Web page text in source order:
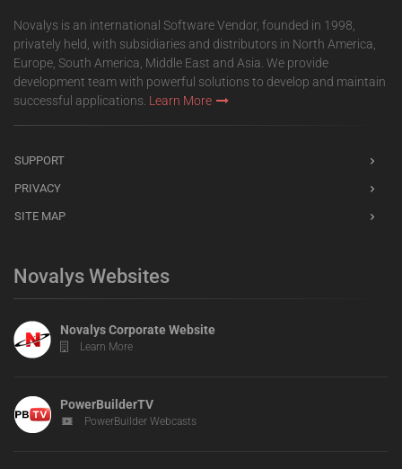
Novalys is an international Software Vendor, founded in 1998,
privately held, with subsidiaries and distributors in North America,
Europe, South America, Middle East and Asia. We provide
development team with powerful solutions to develop and maintain
successful applications. Learn More
SUPPORT
PRIVACY
SITE MAP
Novalys Websites
Novalys Corporate Website
Learn More
PowerBuilderTV
PowerBuilder Webcasts